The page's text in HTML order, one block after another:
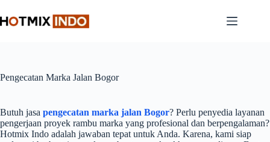
to
content
Pengecatan Marka Jalan Bogor
Butuh jasa pengecatan marka jalan Bogor? Perlu penyedia layanan
pengerjaan proyek rambu marka yang profesional dan berpengalaman?
Hotmix Indo adalah jawaban tepat untuk Anda. Karena, kami siap